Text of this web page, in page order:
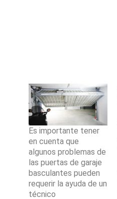
Es importante tener
en cuenta que
algunos problemas de
las puertas de garaje
basculantes pueden
requerir la ayuda de un
técnico